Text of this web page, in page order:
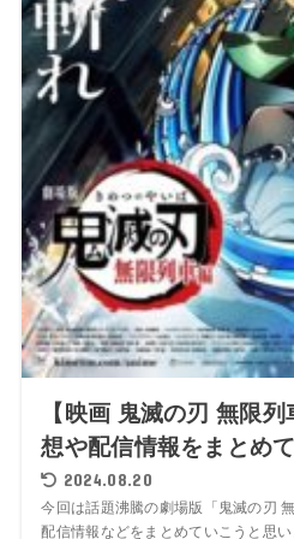
【映画 鬼滅の刃 無限
想や配信情報をまとめ
2024.08.20
今回は話題沸騰の劇場版「鬼滅の刃
配信情報などをまとめていこうと思